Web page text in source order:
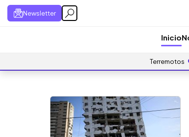
Newsletter
Inicio
Terremotos